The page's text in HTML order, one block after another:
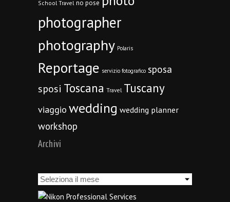
School Travel no pose
photographer
photography Polaris
Reportage servizio fotografico sposa
sposi Toscana Travel Tuscany
viaggio wedding wedding planner
workshop
Archivi
Archivi